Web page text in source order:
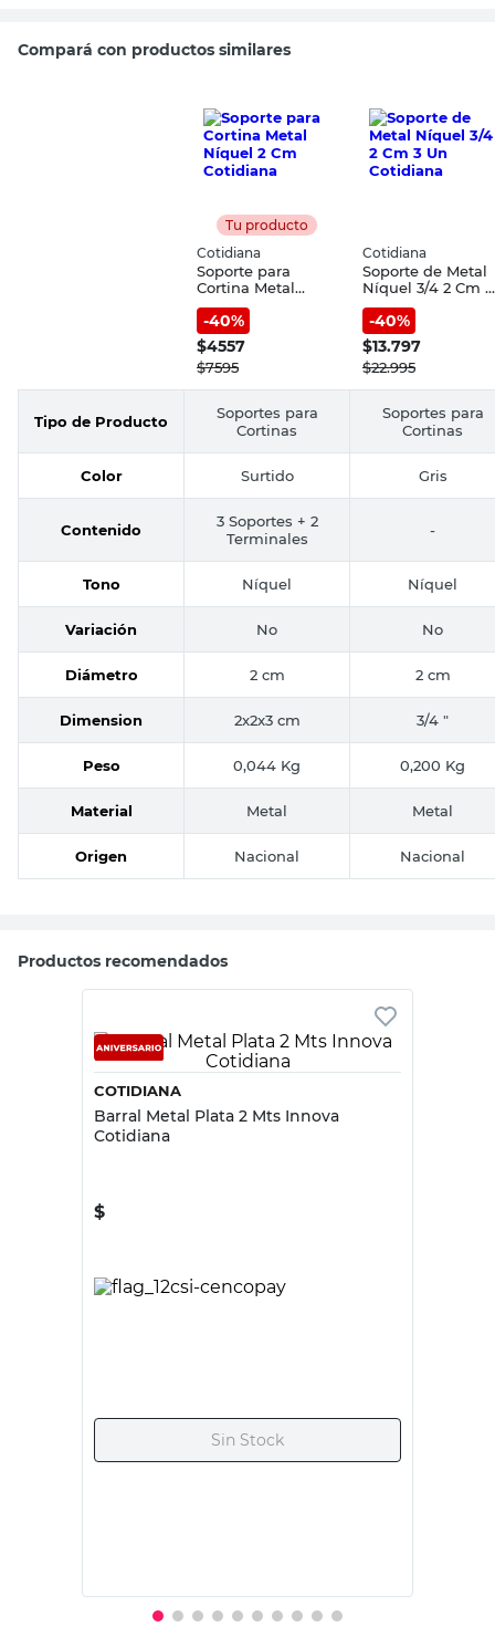
Compará con productos similares
Tu producto
Cotidiana
Soporte para
Cortina Metal
Níquel 2 Cm
Cotidiana
-40%
$4557
$7595
Cotidiana
Soporte de Metal
Níquel 3/4 2 Cm 3
Un Cotidiana
-40%
$13.797
$22.995
Tipo de Producto
Soportes para
Cortinas
Soportes para
Cortinas
Color Surtido Gris
Contenido
3 Soportes + 2
Terminales
-
Tono Níquel Níquel
Variación No No
Diámetro 2 cm 2 cm
Dimension 2x2x3 cm 3/4 "
Peso 0,044 Kg 0,200 Kg
Material Metal Metal
Origen Nacional Nacional
Productos recomendados